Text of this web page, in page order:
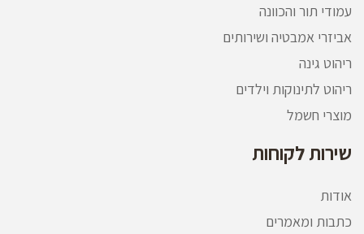
עמודי תור והכוונה
אביזרי אמבטיה ושירותים
ריהוט גינה
ריהוט לתינוקות וילדים
מוצרי חשמל
שירות לקוחות
אודות
כתבות ומאמרים